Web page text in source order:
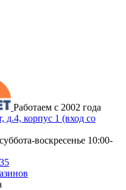
Работаем с 2002 года
д.4, корпус 1 (вход со
суббота-воскресенье 10:00-